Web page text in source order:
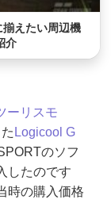
えたい周辺機
介
ーリスモ
Logicool G
のソフ
したのです
時の購入価格